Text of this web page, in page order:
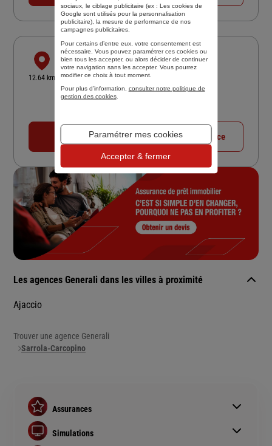
12.64 km
POGGI ASSURANCES
8 BD ALBERT 1ER
20000 AJACCIO
5/5Note de 5 sur 5
(Google) 28 avis
04 95 23 53 50 Voir la fiche agence
Les agences Generali dans les villes à proximité
Ajaccio
Trouver une agence Generali
Sarrola-Carcopino
Assurances
Assurance auto
Assurance habitation
Simulations
sociaux, le ciblage publicitaire (ex : Les cookies de
Google sont utilisés pour la personnalisation
publicitaire), la mesure de performance de nos
campagnes publicitaires.
Pour certains d’entre eux, votre consentement est
nécessaire. Vous pouvez paramétrer ces cookies ou
bien tous les accepter, ou alors décider de continuer
votre navigation sans les accepter. Vous pourrez
modifier ce choix à tout moment.
Pour plus d’information, consulter notre politique de
gestion des cookies.
Paramétrer mes cookies
Accepter & fermer